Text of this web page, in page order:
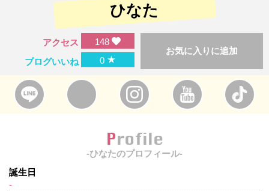
ひなた
アクセス
148
ブログいいね
0 ★
お気に入りに追加
Profile
-ひなたのプロフィール-
誕生日
-